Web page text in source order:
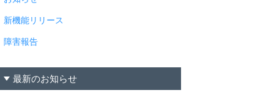
新機能リリース
障害報告
最新のお知らせ